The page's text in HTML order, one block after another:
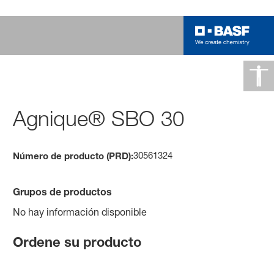
Agnique® SBO 30
Número de producto (PRD):30561324
Grupos de productos
No hay información disponible
Ordene su producto